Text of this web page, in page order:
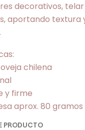
decorativos,
aportando textura
oveja chilena
y firme
aprox. 80 gramos
PRODUCTO